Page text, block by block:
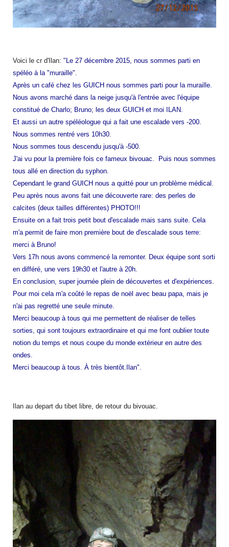
Voici le cr d'Ilan: "Le 27 décembre 2015, nous sommes parti en
spéléo à la "muraille".
Après un café chez les GUICH nous sommes parti pour la muraille.
Nous avons marché dans la neige jusqu'à l'entrée avec l'équipe
constitué de Charlo; Bruno; les deux GUICH et moi ILAN.
Et aussi un autre spéléologue qui a fait une escalade vers -200.
Nous sommes rentré vers 10h30.
Nous sommes tous descendu jusqu'à -500.
J'ai vu pour la première fois ce fameux bivouac. Puis nous sommes
tous allé en direction du syphon.
Cependant le grand GUICH nous a quitté pour un problème médical.
Peu après nous avons fait une découverte rare: des perles de
calcites (deux tailles différentes) PHOTO!!!
Ensuite on a fait trois petit bout d'escalade mais sans suite. Cela
m'a permit de faire mon première bout de d'escalade sous terre:
merci à Bruno!
Vers 17h nous avons commencé la remonter. Deux équipe sont sorti
en différé, une vers 19h30 et l'autre à 20h.
En conclusion, super journée plein de découvertes et d'expériences.
Pour moi cela m'a coûté le repas de noël avec beau papa, mais je
n'ai pas regretté une seule minute.
Merci beaucoup à tous qui me permettent de réaliser de telles
sorties, qui sont toujours extraordinaire et qui me font oublier toute
notion du temps et nous coupe du monde extérieur en autre des
ondes.
Merci beaucoup à tous. À très bientôt.Ilan".
Ilan au depart du tibet libre, de retour du bivouac.